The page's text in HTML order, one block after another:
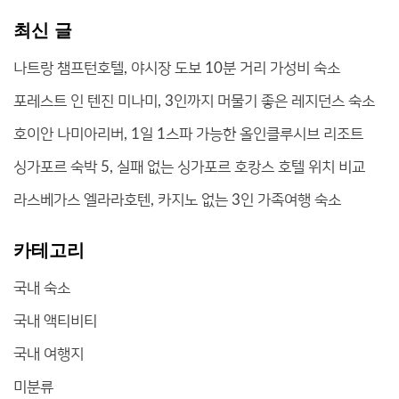
최신 글
나트랑 챔프턴호텔, 야시장 도보 10분 거리 가성비 숙소
포레스트 인 텐진 미나미, 3인까지 머물기 좋은 레지던스 숙소
호이안 나미아리버, 1일 1스파 가능한 올인클루시브 리조트
싱가포르 숙박 5, 실패 없는 싱가포르 호캉스 호텔 위치 비교
라스베가스 엘라라호텐, 카지노 없는 3인 가족여행 숙소
카테고리
국내 숙소
국내 액티비티
국내 여행지
미분류